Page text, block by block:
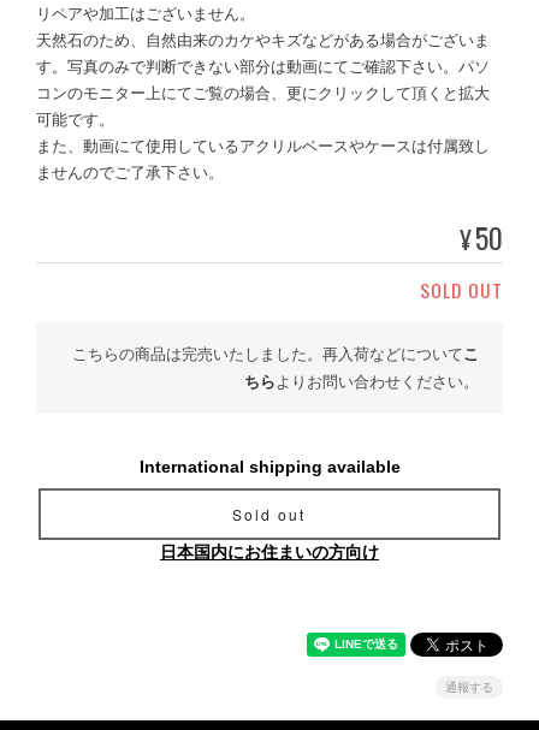
リペアや加工はございません。
天然石のため、自然由来のカケやキズなどがある場合がございま
す。写真のみで判断できない部分は動画にてご確認下さい。パソ
コンのモニター上にてご覧の場合、更にクリックして頂くと拡大
可能です。
また、動画にて使用しているアクリルベースやケースは付属致し
ませんのでご了承下さい。
¥50
SOLD OUT
こちらの商品は完売いたしました。再入荷などについてこ
ちらよりお問い合わせください。
International shipping available
Sold out
日本国内にお住まいの方向け
通報する